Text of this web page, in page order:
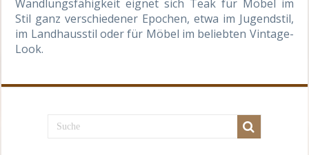
Wandlungsfähigkeit eignet sich Teak für Möbel im
Stil ganz verschiedener Epochen, etwa im Jugendstil,
im Landhausstil oder für Möbel im beliebten Vintage-
Look.